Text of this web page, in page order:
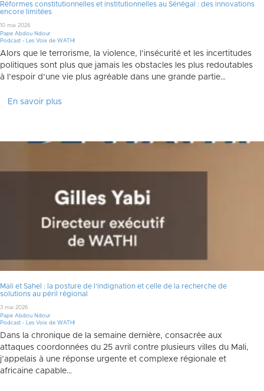
Réformes constitutionnelles et institutionnelles au Sénégal : des innovations
encore limitées
10 mai 2026
Pape Abdou Ndour
Podcast - Les Voix de WATHI
Alors que le terrorisme, la violence, l’insécurité et les incertitudes
politiques sont plus que jamais les obstacles les plus redoutables
à l’espoir d’une vie plus agréable dans une grande partie…
En savoir plus
Mali et Sahel : la posture de l’indignation et celle de la recherche de
solutions au péril régional
3 mai 2026
Pape Abdou Ndour
Podcast - Les Voix de WATHI
Dans la chronique de la semaine dernière, consacrée aux
attaques coordonnées du 25 avril contre plusieurs villes du Mali,
j’appelais à une réponse urgente et complexe régionale et
africaine capable…